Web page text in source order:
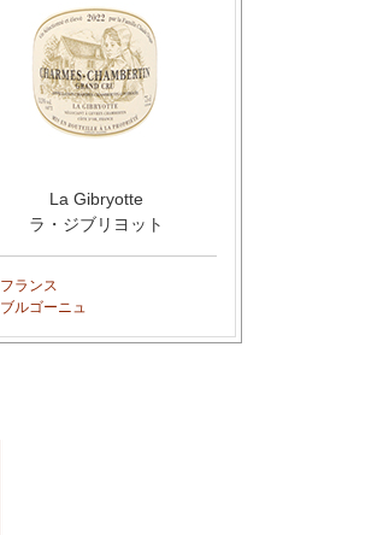
La Gibryotte
ラ・ジブリヨット
フランス
ブルゴーニュ